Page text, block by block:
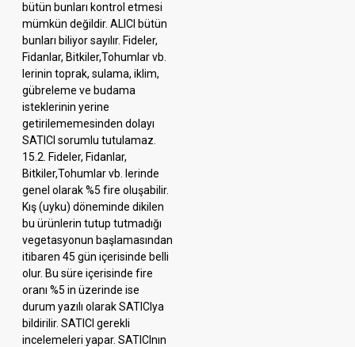
bütün bunları kontrol etmesi
mümkün değildir. ALICI bütün
bunları biliyor sayılır. Fideler,
Fidanlar, Bitkiler,Tohumlar vb.
lerinin toprak, sulama, iklim,
gübreleme ve budama
isteklerinin yerine
getirilememesinden dolayı
SATICI sorumlu tutulamaz.
15.2. Fideler, Fidanlar,
Bitkiler,Tohumlar vb. lerinde
genel olarak %5 fire oluşabilir.
Kış (uyku) döneminde dikilen
bu ürünlerin tutup tutmadığı
vegetasyonun başlamasından
itibaren 45 gün içerisinde belli
olur. Bu süre içerisinde fire
oranı %5 in üzerinde ise
durum yazılı olarak SATICIya
bildirilir. SATICI gerekli
incelemeleri yapar. SATICInın